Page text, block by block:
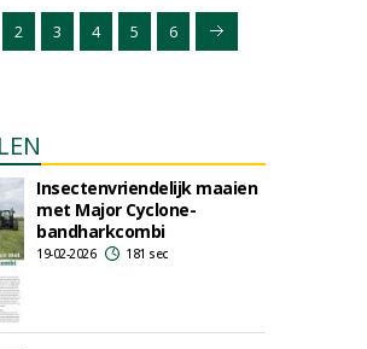
2 3 4 5 6
Insectenvriendelijk maaien
met Major Cyclone-
bandharkcombi
19-02-2026 181 sec